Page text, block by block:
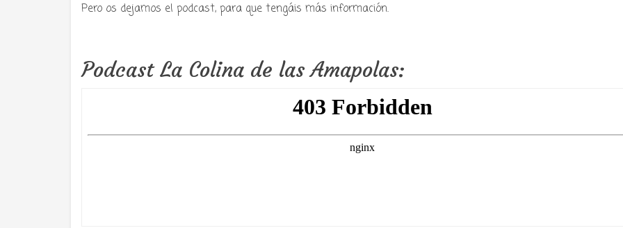
Pero os dejamos el podcast, para que tengáis más información.
Podcast La Colina de las Amapolas: